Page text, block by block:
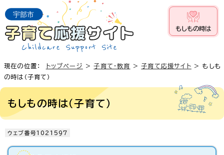
もしもの時は
現在の位置： トップページ >子育て・教育 >子育て応援サイト > もしも
の時は（子育て）
もしもの時は（子育て）
ウェブ番号1021597